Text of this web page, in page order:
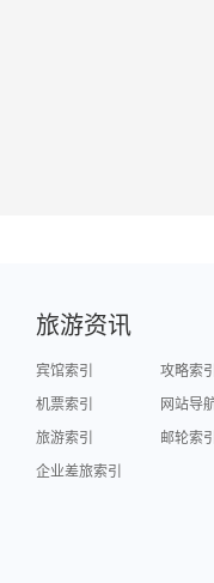
旅游资讯
宾馆索引
攻略索引
机票索引
网站导
旅游索引
邮轮索引
企业差旅索引